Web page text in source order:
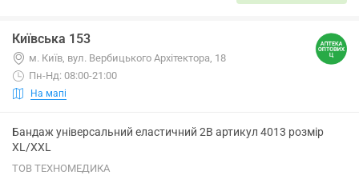
Київська 153
м. Київ, вул. Вербицького Архітектора, 18
Пн-Нд: 08:00-21:00
На мапі
Бандаж універсальний еластичний 2B артикул 4013 розмір
XL/XXL
ТОВ ТЕХНОМЕДИКА